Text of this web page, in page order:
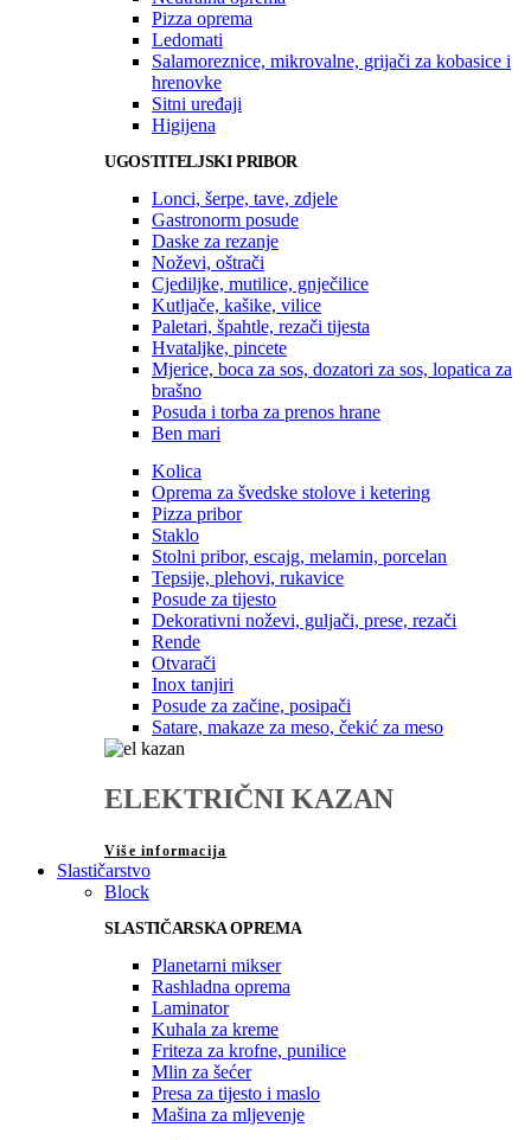
Pizza oprema
Ledomati
Salamoreznice, mikrovalne, grijači za kobasice i
hrenovke
Sitni uređaji
Higijena
UGOSTITELJSKI PRIBOR
Lonci, šerpe, tave, zdjele
Gastronorm posude
Daske za rezanje
Noževi, oštrači
Cjediljke, mutilice, gnječilice
Kutljače, kašike, vilice
Paletari, špahtle, rezači tijesta
Hvataljke, pincete
Mjerice, boca za sos, dozatori za sos, lopatica za
brašno
Posuda i torba za prenos hrane
Ben mari
Kolica
Oprema za švedske stolove i ketering
Pizza pribor
Staklo
Stolni pribor, escajg, melamin, porcelan
Tepsije, plehovi, rukavice
Posude za tijesto
Dekorativni noževi, guljači, prese, rezači
Rende
Otvarači
Inox tanjiri
Posude za začine, posipači
Satare, makaze za meso, čekić za meso
ELEKTRIČNI KAZAN
Više informacija
Slastičarstvo
Block
SLASTIČARSKA OPREMA
Planetarni mikser
Rashladna oprema
Laminator
Kuhala za kreme
Friteza za krofne, punilice
Mlin za šećer
Presa za tijesto i maslo
Mašina za mljevenje